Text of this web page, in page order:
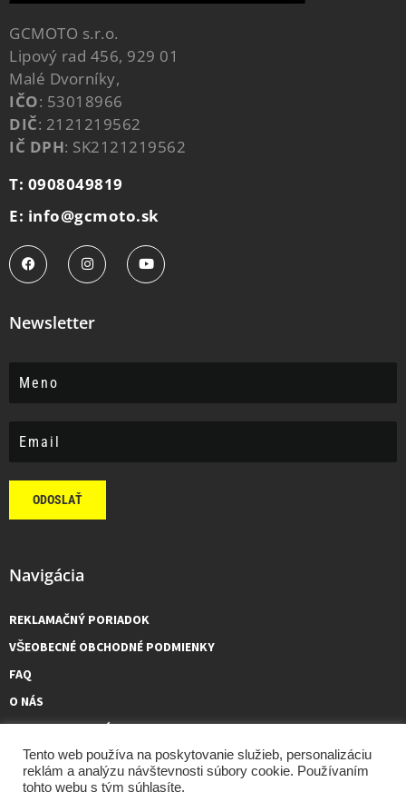
GCMOTO s.r.o.
Lipový rad 456, 929 01
Malé Dvorníky,
IČO: 53018966
DIČ: 2121219562
IČ DPH: SK2121219562
T: 0908049819
E: info@gcmoto.sk
Newsletter
ODOSLAŤ
Navigácia
REKLAMAČNÝ PORIADOK
VŠEOBECNÉ OBCHODNÉ PODMIENKY
FAQ
O NÁS
KONTAKTUJTE NÁS
Tento web používa na poskytovanie služieb, personalizáciu
reklám a analýzu návštevnosti súbory cookie. Používaním
tohto webu s tým súhlasíte.